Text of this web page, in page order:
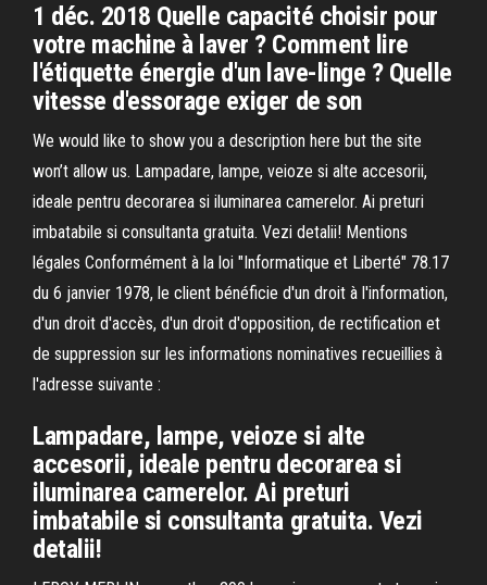
1 déc. 2018 Quelle capacité choisir pour
votre machine à laver ? Comment lire
l'étiquette énergie d'un lave-linge ? Quelle
vitesse d'essorage exiger de son
We would like to show you a description here but the site
won’t allow us. Lampadare, lampe, veioze si alte accesorii,
ideale pentru decorarea si iluminarea camerelor. Ai preturi
imbatabile si consultanta gratuita. Vezi detalii! Mentions
légales Conformément à la loi "Informatique et Liberté" 78.17
du 6 janvier 1978, le client bénéficie d'un droit à l'information,
d'un droit d'accès, d'un droit d'opposition, de rectification et
de suppression sur les informations nominatives recueillies à
l'adresse suivante :
Lampadare, lampe, veioze si alte
accesorii, ideale pentru decorarea si
iluminarea camerelor. Ai preturi
imbatabile si consultanta gratuita. Vezi
detalii!